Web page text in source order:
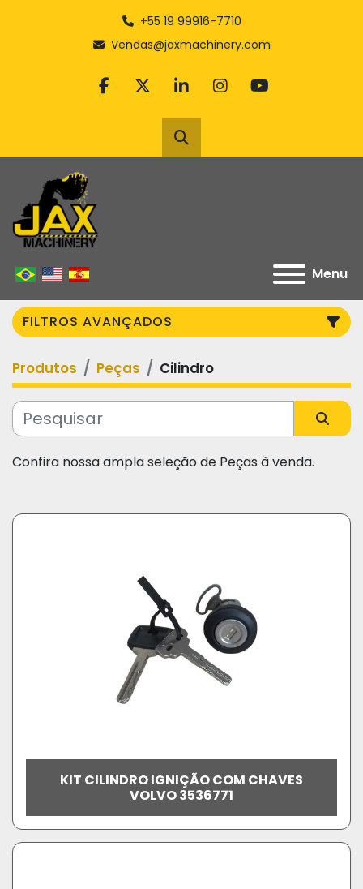
+55 19 99916-7710
Vendas@jaxmachinery.com
facebook
twitterlinkedininstagram
youtube
Pesquisar
Menu
FILTROS AVANÇADOS
Categoria
Fabricante
Produtos Peças Cilindro
Confira nossa ampla seleção de Peças à venda.
KIT CILINDRO IGNIÇÃO COM CHAVES
VOLVO 3536771